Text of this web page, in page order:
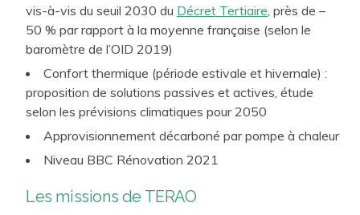
vis-à-vis du seuil 2030 du Décret Tertiaire , près de –
50 % par rapport à la moyenne française (selon le
baromètre de l’OID 2019)
Confort thermique (période estivale et hivernale) :
proposition de solutions passives et actives, étude
selon les prévisions climatiques pour 2050
Approvisionnement décarboné par pompe à chaleur
Niveau BBC Rénovation 2021
Les missions de TERAO